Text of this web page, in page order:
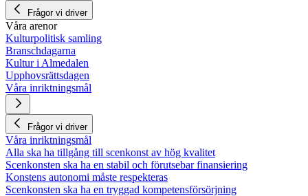
Frågor vi driver
Våra arenor
Kulturpolitisk samling
Branschdagarna
Kultur i Almedalen
Upphovsrättsdagen
Våra inriktningsmål
Frågor vi driver
Våra inriktningsmål
Alla ska ha tillgång till scenkonst av hög kvalitet
Scenkonsten ska ha en stabil och förutsebar finansiering
Konstens autonomi måste respekteras
Scenkonsten ska ha en tryggad kompetensförsörjning